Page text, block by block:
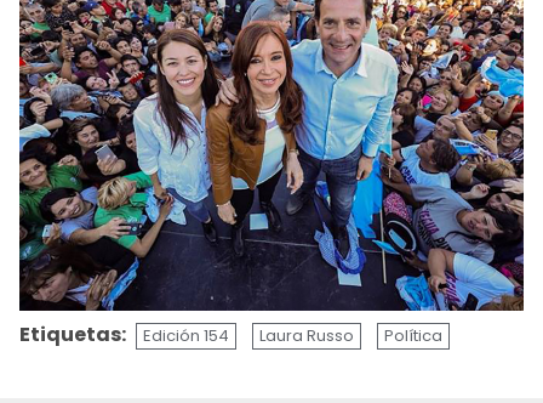
Etiquetas: Edición 154 Laura Russo Política